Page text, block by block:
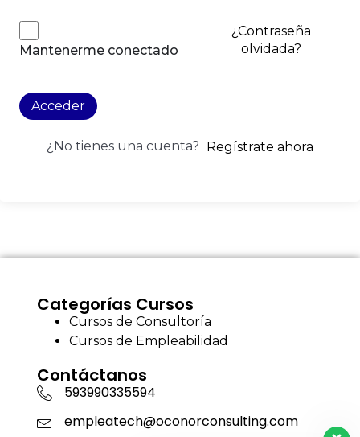
Mantenerme conectado
¿Contraseña
olvidada?
Acceder
¿No tienes una cuenta? Regístrate ahora
Categorías Cursos
Cursos de Consultoría
Cursos de Empleabilidad
Contáctanos
593990335594
empleatech@oconorconsulting.com